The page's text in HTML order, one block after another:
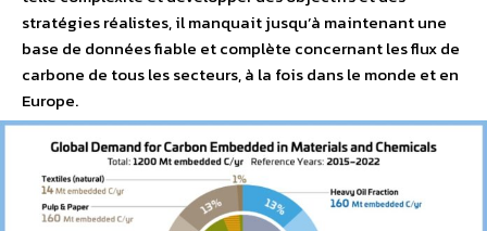
stratégies réalistes, il manquait jusqu’à maintenant une
base de données fiable et complète concernant les flux de
carbone de tous les secteurs, à la fois dans le monde et en
Europe.